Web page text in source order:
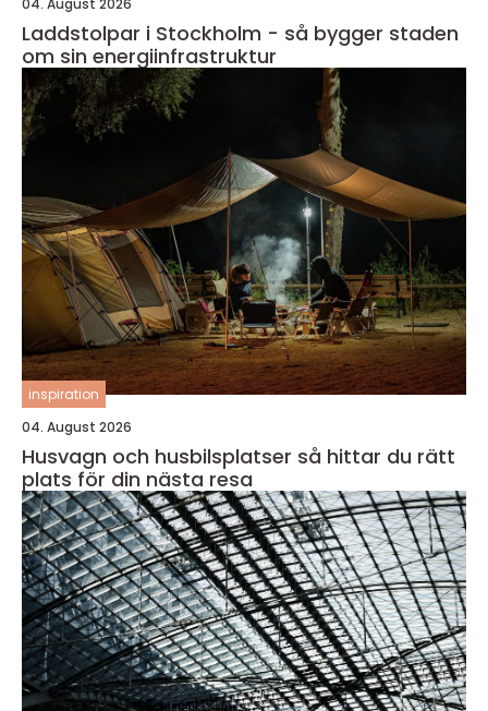
04. August 2026
Laddstolpar i Stockholm - så bygger staden
om sin energiinfrastruktur
inspiration
04. August 2026
Husvagn och husbilsplatser så hittar du rätt
plats för din nästa resa